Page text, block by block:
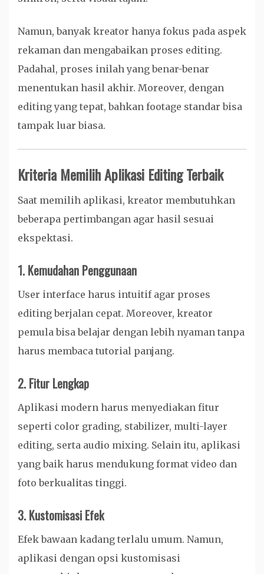
Namun, banyak kreator hanya fokus pada aspek
rekaman dan mengabaikan proses editing.
Padahal, proses inilah yang benar-benar
menentukan hasil akhir. Moreover, dengan
editing yang tepat, bahkan footage standar bisa
tampak luar biasa.
Kriteria Memilih Aplikasi Editing Terbaik
Saat memilih aplikasi, kreator membutuhkan
beberapa pertimbangan agar hasil sesuai
ekspektasi.
1. Kemudahan Penggunaan
User interface harus intuitif agar proses
editing berjalan cepat. Moreover, kreator
pemula bisa belajar dengan lebih nyaman tanpa
harus membaca tutorial panjang.
2. Fitur Lengkap
Aplikasi modern harus menyediakan fitur
seperti color grading, stabilizer, multi-layer
editing, serta audio mixing. Selain itu, aplikasi
yang baik harus mendukung format video dan
foto berkualitas tinggi.
3. Kustomisasi Efek
Efek bawaan kadang terlalu umum. Namun,
aplikasi dengan opsi kustomisasi